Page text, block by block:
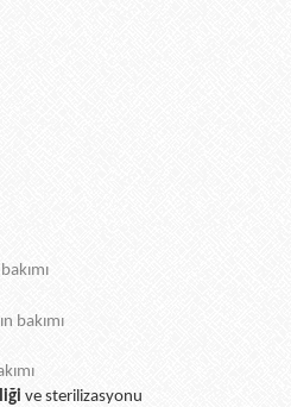
bakımı
ve sterilizasyonu